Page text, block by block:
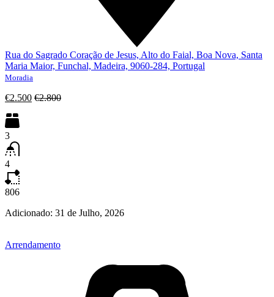
Rua do Sagrado Coração de Jesus, Alto do Faial, Boa Nova, Santa
Maria Maior, Funchal, Madeira, 9060-284, Portugal
Moradia
€2.500 €2.800
3
4
806
Adicionado: 31 de Julho, 2026
Arrendamento